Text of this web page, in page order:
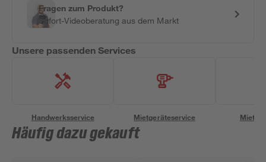
Fragen zum Produkt?
Sofort-Videoberatung aus dem Markt
Unsere passenden Services
Handwerksservice Mietgeräteservice
Häufig dazu gekauft